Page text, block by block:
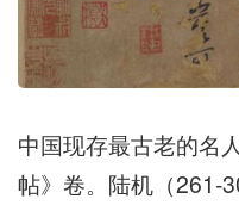
中国现存最古老的名
帖》卷。陆机（261-